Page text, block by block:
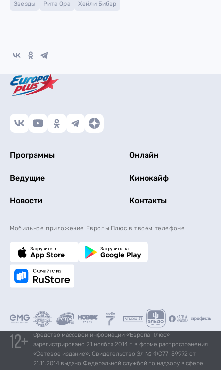
Звезды Рита Ора Хейли Бибер
Программы Онлайн
Ведущие Кинокайф
Новости Контакты
Мобильное приложение Европы Плюс в твоем телефоне.
Средство массовой информации «Европа Плюс»
зарегистрировано 21 ноября 2014 г. в форме распространения
«Сетевое издание». Свидетельство Эл № ФС77-59972 от
21.11.2014 выдано Федеральной службой по надзору в сфере